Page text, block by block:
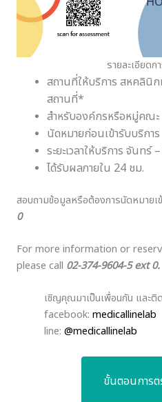
รายละเอียดก
สถานที่ให้บริการ สหคลินิ
สถานที่*
สำหรับองค์กรหรือหมู่คณะ
นัดหมายก่อนเข้ารับบริการ
ระยะเวลาให้บริการ จันท
ได้รับผลภายใน 24 ชม.
สอบถามข้อมูลหรือต้องการนัดหมายเ
0
For more information or
please call 02-374-9604-5 ext 0.
เชิญคุณมาเป็นเพื่อนกัน และติ
facebook: medicallinelab
line: @medicallinelab
ขั้นตอนการต